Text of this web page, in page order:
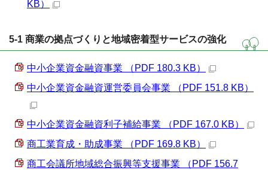
KB）
5-1 商業の拠点づくりと地域密着型サービスの強化
中小企業資金融資事業 （PDF 180.3 KB）
中小企業資金融資運営委員会事業 （PDF 151.8 KB）
中小企業資金融資利子補給事業 （PDF 167.0 KB）
商工業育成・助成事業 （PDF 169.8 KB）
商工会議所地域総合振興等支援事業 （PDF 156.7